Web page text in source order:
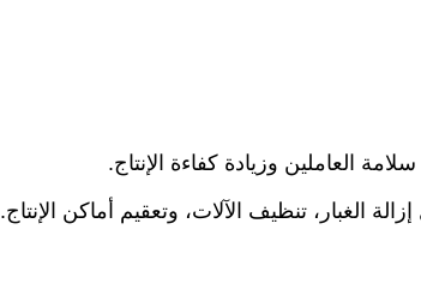
العاملين وزيادة كفاءة الإنتاج.
الغبار، تنظيف الآلات، وتعقيم أماكن الإنتاج.